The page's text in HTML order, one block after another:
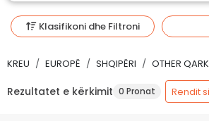
Klasifikoni dhe Filtroni
KREU EUROPË SHQIPËRI OTHER QARK
Rezultatet e kërkimit 0 Pronat